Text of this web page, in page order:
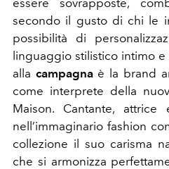
secondo il gusto di chi le
possibilità di
linguaggio stilistico intimo
alla campagnaè la brand
come interprete della
Maison. Cantante,
nell’immaginario fashion
collezione il suo carisma
che si armonizza